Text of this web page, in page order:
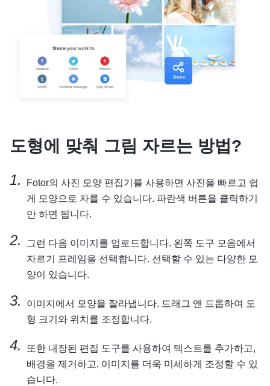
도형에 맞춰 그림 자르는 방법?
Fotor의 사진 모양 편집기를 사용하면 사진을 빠르고 쉽
게 모양으로 자를 수 있습니다. 파란색 버튼을 클릭하기
만 하면 됩니다.
그런 다음 이미지를 업로드합니다. 왼쪽 도구 모음에서
자르기 프레임을 선택합니다. 선택할 수 있는 다양한 모
양이 있습니다.
이미지에서 모양을 잘라냅니다. 드래그 앤 드롭하여 도
형 크기와 위치를 조정합니다.
또한 내장된 편집 도구를 사용하여 텍스트를 추가하고,
배경을 제거하고, 이미지를 더욱 미세하게 조정할 수 있
습니다.